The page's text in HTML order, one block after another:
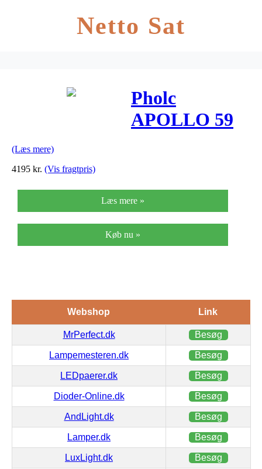
Netto Sat
Pholc
APOLLO 59
Messing
(Læs mere)
4195 kr. (Vis fragtpris)
Læs mere »
Køb nu »
Webshop Link
MrPerfect.dk Besøg
Lampemesteren.dk Besøg
LEDpaerer.dk Besøg
Dioder-Online.dk Besøg
AndLight.dk Besøg
Lamper.dk Besøg
LuxLight.dk Besøg